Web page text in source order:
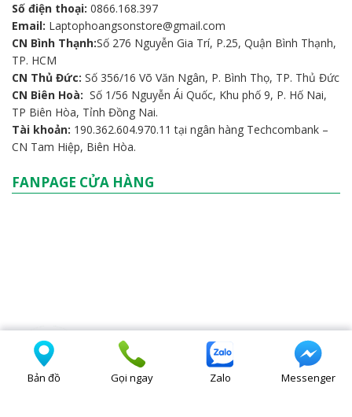
Bản đồ Gọi ngay Zalo Messenger
Số điện thoại: 0866.168.397
Email: Laptophoangsonstore@gmail.com
CN Bình Thạnh:Số 276 Nguyễn Gia Trí, P.25, Quận Bình Thạnh,
TP. HCM
CN Thủ Đức: Số 356/16 Võ Văn Ngân, P. Bình Thọ, TP. Thủ Đức
CN Biên Hoà: Số 1/56 Nguyễn Ái Quốc, Khu phố 9, P. Hố Nai,
TP Biên Hòa, Tỉnh Đồng Nai.
Tài khoản: 190.362.604.970.11 tại ngân hàng Techcombank –
CN Tam Hiệp, Biên Hòa.
FANPAGE CỬA HÀNG